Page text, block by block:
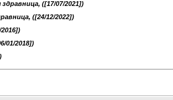
здравница, ([17/07/2021])
([24/12/2022])
01/2018])